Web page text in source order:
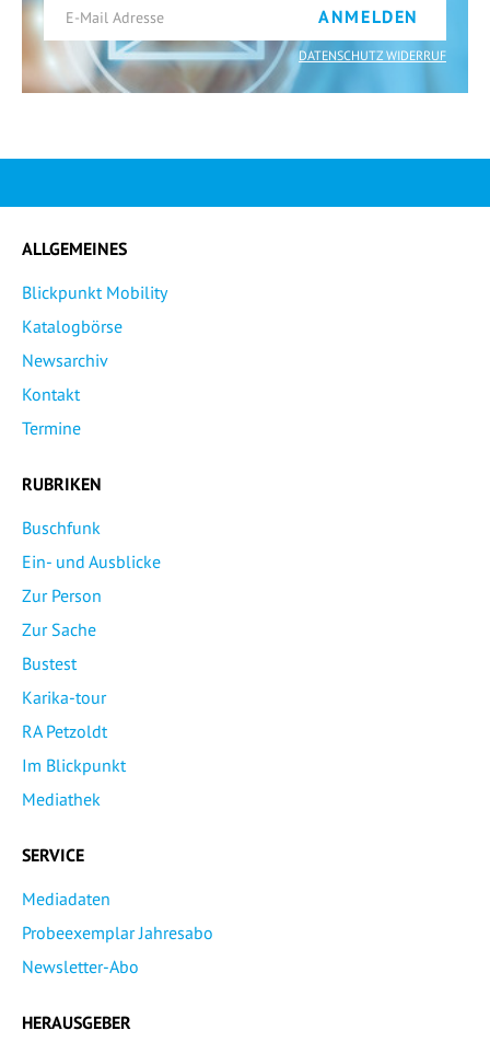
ANMELDEN
DATENSCHUTZ WIDERRUF
ALLGEMEINES
Blickpunkt Mobility
Katalogbörse
Newsarchiv
Kontakt
Termine
RUBRIKEN
Buschfunk
Ein- und Ausblicke
Zur Person
Zur Sache
Bustest
Karika-tour
RA Petzoldt
Im Blickpunkt
Mediathek
SERVICE
Mediadaten
Probeexemplar Jahresabo
Newsletter-Abo
HERAUSGEBER